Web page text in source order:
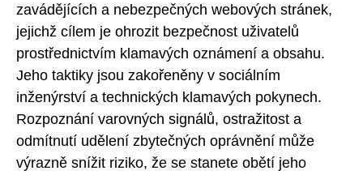
zavádějících a nebezpečných webových stránek,
jejichž cílem je ohrozit bezpečnost uživatelů
prostřednictvím klamavých oznámení a obsahu.
Jeho taktiky jsou zakořeněny v sociálním
inženýrství a technických klamavých pokynech.
Rozpoznání varovných signálů, ostražitost a
odmítnutí udělení zbytečných oprávnění může
výrazně snížit riziko, že se stanete obětí jeho